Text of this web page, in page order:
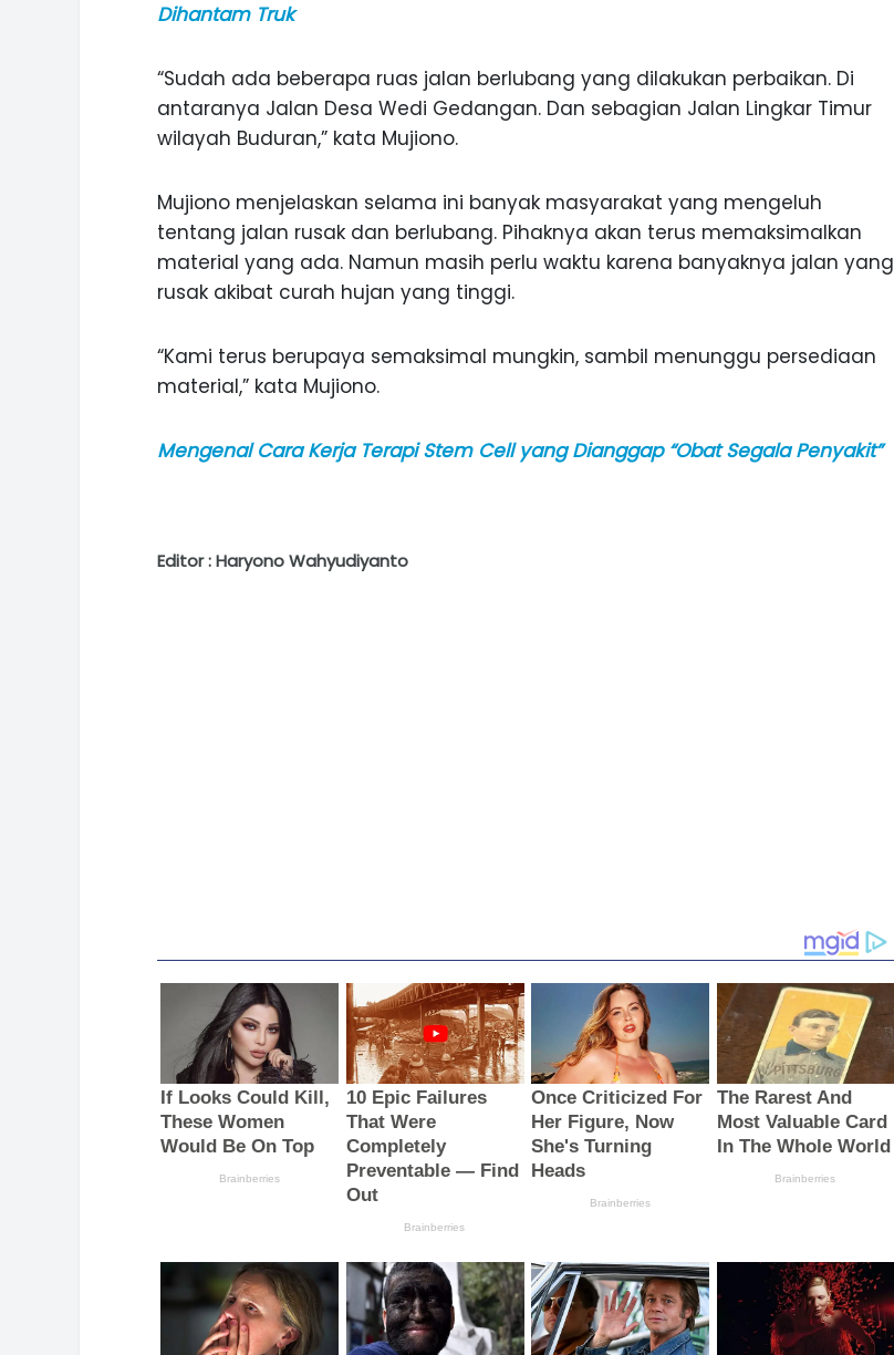
Dihantam Truk
“Sudah ada beberapa ruas jalan berlubang yang dilakukan perbaikan. Di
antaranya Jalan Desa Wedi Gedangan. Dan sebagian Jalan Lingkar Timur
wilayah Buduran,” kata Mujiono.
Mujiono menjelaskan selama ini banyak masyarakat yang mengeluh
tentang jalan rusak dan berlubang. Pihaknya akan terus memaksimalkan
material yang ada. Namun masih perlu waktu karena banyaknya jalan yang
rusak akibat curah hujan yang tinggi.
“Kami terus berupaya semaksimal mungkin, sambil menunggu persediaan
material,” kata Mujiono.
Mengenal Cara Kerja Terapi Stem Cell yang Dianggap “Obat Segala Penyakit”
Editor : Haryono Wahyudiyanto